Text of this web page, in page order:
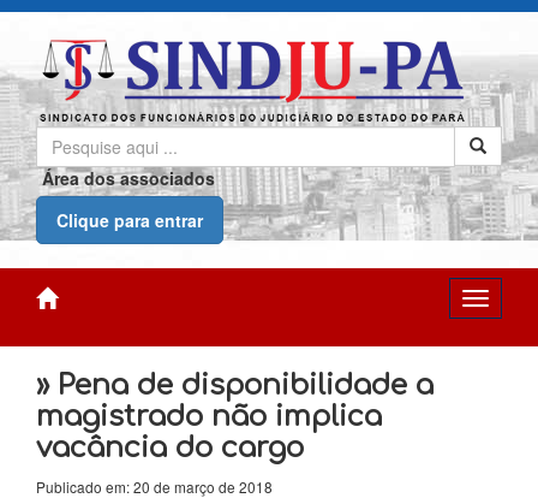
Área dos associados
Clique para entrar
» Pena de disponibilidade a
magistrado não implica
vacância do cargo
Publicado em: 20 de março de 2018